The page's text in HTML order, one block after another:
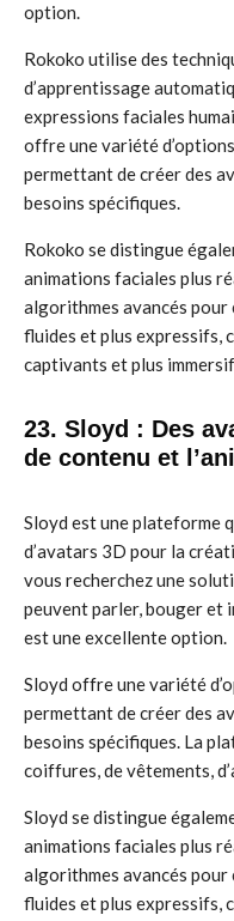
option.
Rokoko utilise des
d’apprentissage
expressions faciales
offre une variété
permettant de créer des
besoins spécifiques.
Rokoko se distingue
animations faciales plus
algorithmes avancés pour
fluides et plus expressifs,
captivants et plus
23. Sloyd : Des
de contenu et
Sloyd est une plateforme
d’avatars 3D pour la
vous recherchez une
peuvent parler, bouger et
est une excellente option.
Sloyd offre une variété
permettant de créer des
besoins spécifiques. La
coiffures, de vêtements,
Sloyd se distingue
animations faciales plus
algorithmes avancés pour
fluides et plus expressifs,